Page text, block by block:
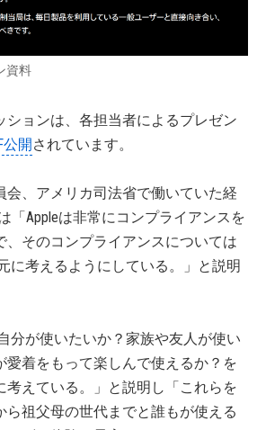
資料
ションは、各担当者によるプレゼン
公開されています。
会、アメリカ司法省で働いていた経
「Appleは非常にコンプライアンスを
、そのコンプライアンスについては
に考えるようにしている。」と説明
分が使いたいか？家族や友人が使い
愛着をもって楽しんで使えるか？を
考えている。」と説明し「これらを
ら祖父母の世代までと誰もが使える